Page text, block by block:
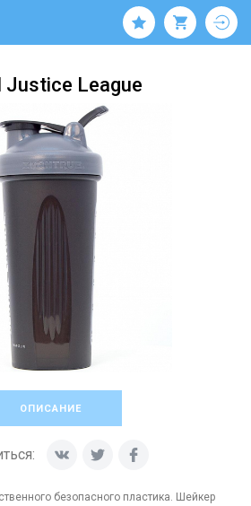
League
ОПИСАНИЕ
безопасного пластика. Шейкер